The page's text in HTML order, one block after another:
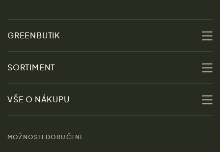
GREENBUTIK
Udržitelnost
Obchody
SORTIMENT
Slevy
Ženy
Muži
VŠE O NÁKUPU
MOŽNOSTI DORUČENI